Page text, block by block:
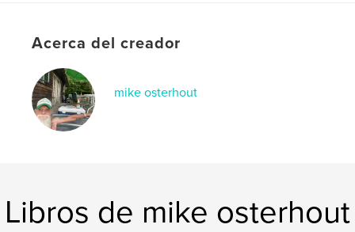
IdiomaEnglish
Acerca del creador
mike osterhout
Libros de mike osterhout